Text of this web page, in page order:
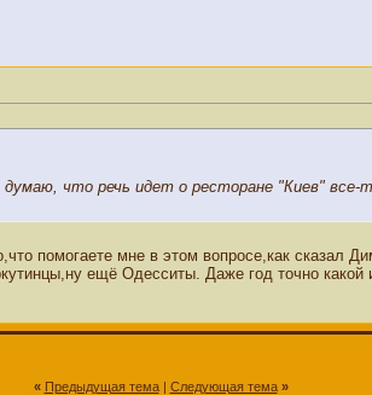
что речь идет о ресторане "Киев"
помогаете мне в этом вопросе,как
ещё Одесситы. Даже год точно
« Предыдущая тема| Следующая тема »